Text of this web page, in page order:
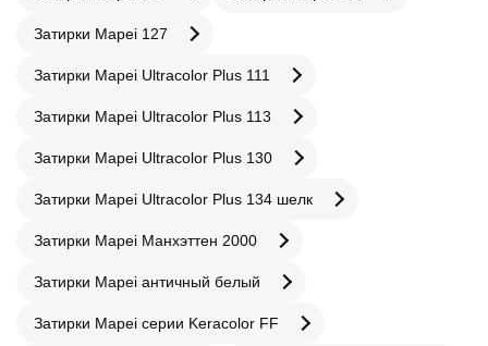
Затирки Mapei 127
Затирки Mapei Ultracolor Plus 111
Затирки Mapei Ultracolor Plus 113
Затирки Mapei Ultracolor Plus 130
Затирки Mapei Ultracolor Plus 134 шелк
Затирки Mapei Манхэттен 2000
Затирки Mapei античный белый
Затирки Mapei серии Keracolor FF